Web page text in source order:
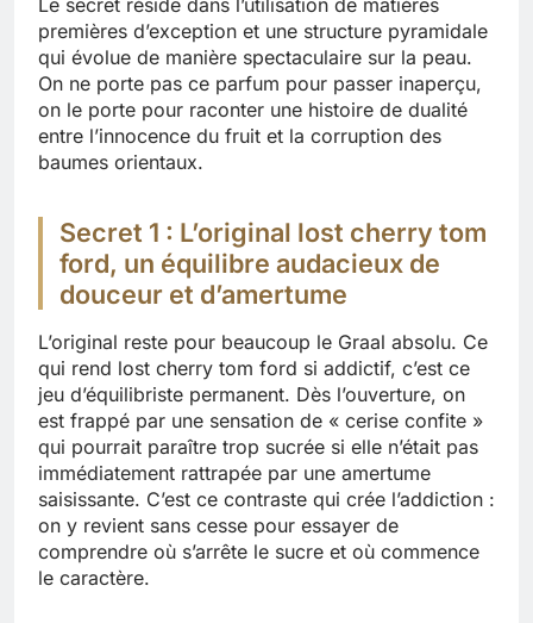
Le secret réside dans l’utilisation de matières
premières d’exception et une structure pyramidale
qui évolue de manière spectaculaire sur la peau.
On ne porte pas ce parfum pour passer inaperçu,
on le porte pour raconter une histoire de dualité
entre l’innocence du fruit et la corruption des
baumes orientaux.
Secret 1 : L’original lost cherry tom
ford, un équilibre audacieux de
douceur et d’amertume
L’original reste pour beaucoup le Graal absolu. Ce
qui rend lost cherry tom ford si addictif, c’est ce
jeu d’équilibriste permanent. Dès l’ouverture, on
est frappé par une sensation de « cerise confite »
qui pourrait paraître trop sucrée si elle n’était pas
immédiatement rattrapée par une amertume
saisissante. C’est ce contraste qui crée l’addiction :
on y revient sans cesse pour essayer de
comprendre où s’arrête le sucre et où commence
le caractère.